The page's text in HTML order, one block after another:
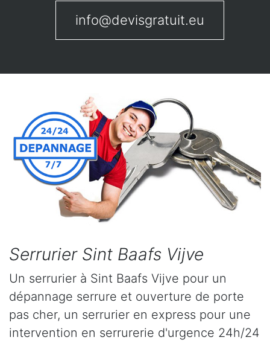
info@devisgratuit.eu
Serrurier Sint Baafs Vijve
Un serrurier à Sint Baafs Vijve pour un
dépannage serrure et ouverture de porte
pas cher, un serrurier en express pour une
intervention en serrurerie d'urgence 24h/24